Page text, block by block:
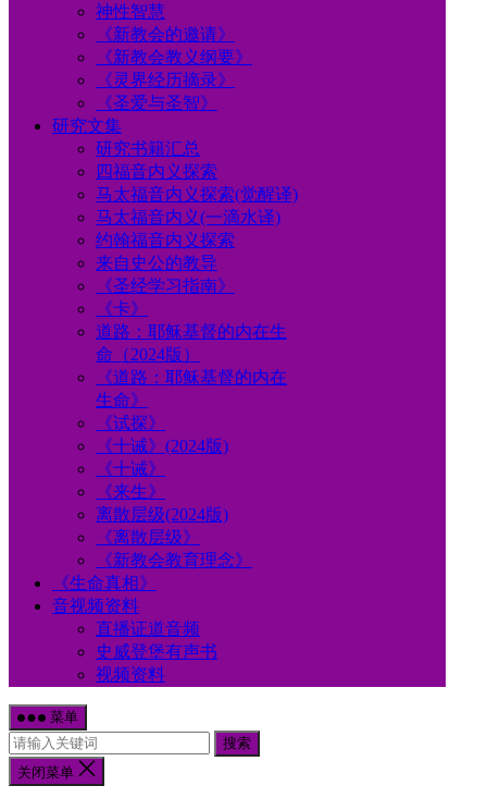
神性智慧
《新教会的邀请》
《新教会教义纲要》
《灵界经历摘录》
《圣爱与圣智》
研究文集
研究书籍汇总
四福音内义探索
马太福音内义探索(觉醒译)
马太福音内义(一滴水译)
约翰福音内义探索
来自史公的教导
《圣经学习指南》
《卡》
道路：耶稣基督的内在生
命（2024版）
《道路：耶稣基督的内在
生命》
《试探》
《十诫》(2024版)
《十诫》
《来生》
离散层级(2024版)
《离散层级》
《新教会教育理念》
《生命真相》
音视频资料
直播证道音频
史威登堡有声书
视频资料
菜单
搜索
关闭菜单